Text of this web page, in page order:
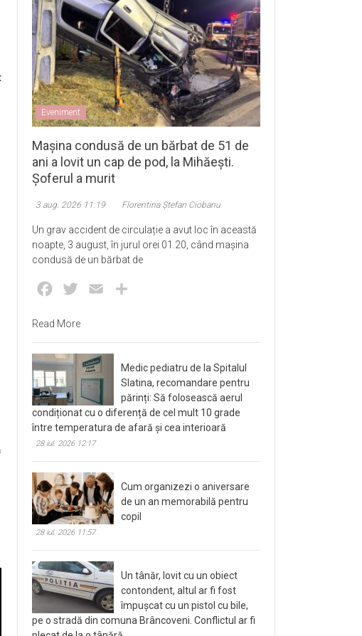
Eveniment
Mașina condusă de un bărbat de 51 de
ani a lovit un cap de pod, la Mihăești.
Șoferul a murit
3 aug. 2026 11:19 Florentina Ștefan Ciobanu
Un grav accident de circulație a avut loc în această
noapte, 3 august, în jurul orei 01.20, când mașina
condusă de un bărbat de
Facebook
Twitter Email
Read More
Medic pediatru de la Spitalul
Slatina, recomandare pentru
părinți: Să folosească aerul
condiționat cu o diferență de cel mult 10 grade
între temperatura de afară și cea interioară
Cum organizezi o aniversare
de un an memorabilă pentru
copil
Un tânăr, lovit cu un obiect
contondent, altul ar fi fost
împușcat cu un pistol cu bile,
pe o stradă din comuna Brâncoveni. Conflictul ar fi